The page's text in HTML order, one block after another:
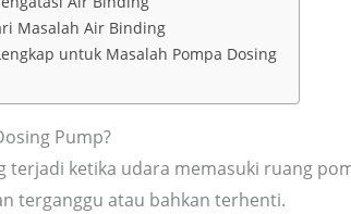
Masalah Air Binding
untuk Masalah Pompa Dosing
Pump?
terjadi ketika udara memasuki ruang
terganggu atau bahkan terhenti.